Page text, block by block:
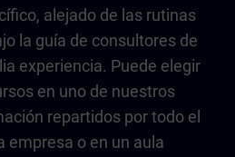
alejado de las rutinas
la guía de consultores de
experiencia. Puede elegir
en uno de nuestros
repartidos por todo el
empresa o en un aula